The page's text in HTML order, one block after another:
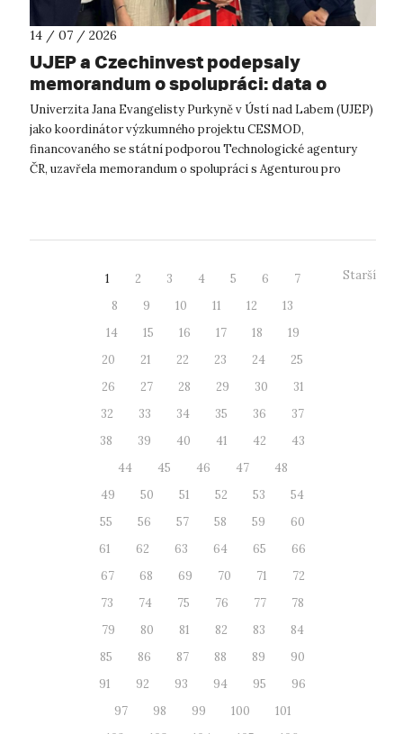
14 / 07 / 2026
UJEP a Czechinvest podepsaly
memorandum o spolupráci: data o
podnikatelském prostředí posílí
výzkum CESMOD
Univerzita Jana Evangelisty Purkyně v Ústí nad Labem (UJEP)
jako koordinátor výzkumného projektu CESMOD,
financovaného se státní podporou Technologické agentury
ČR, uzavřela memorandum o spolupráci s Agenturou pro
1 2 3 4 5 6
7
8
9 10 11 12
13
14
15 16 17 18
19
20
21 22 23 24
25
26
27 28 29 30
31
32
33 34 35 36
37
38
39 40 41 42
43
44
45 46 47
48
49
50 51 52 53
54
55
56 57 58 59
60
61
62 63 64 65
66
67
68 69 70 71
72
73
74 75 76 77
78
79
80 81 82 83
84
85
86 87 88 89
90
91
92 93 94 95
96
97
98 99 100
101
Starší